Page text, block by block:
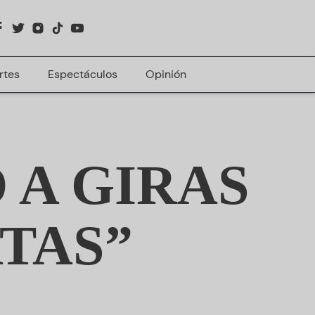
Espectáculos Opinión
A GIRAS